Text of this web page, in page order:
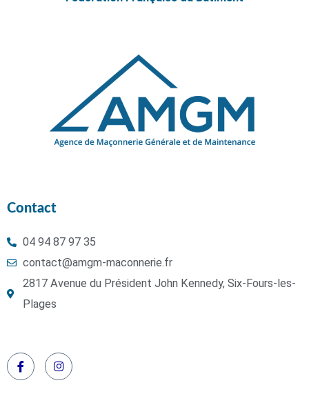
Contact
04 94 87 97 35
contact@amgm-maconnerie.fr
2817 Avenue du Président John Kennedy, Six-Fours-les-
Plages